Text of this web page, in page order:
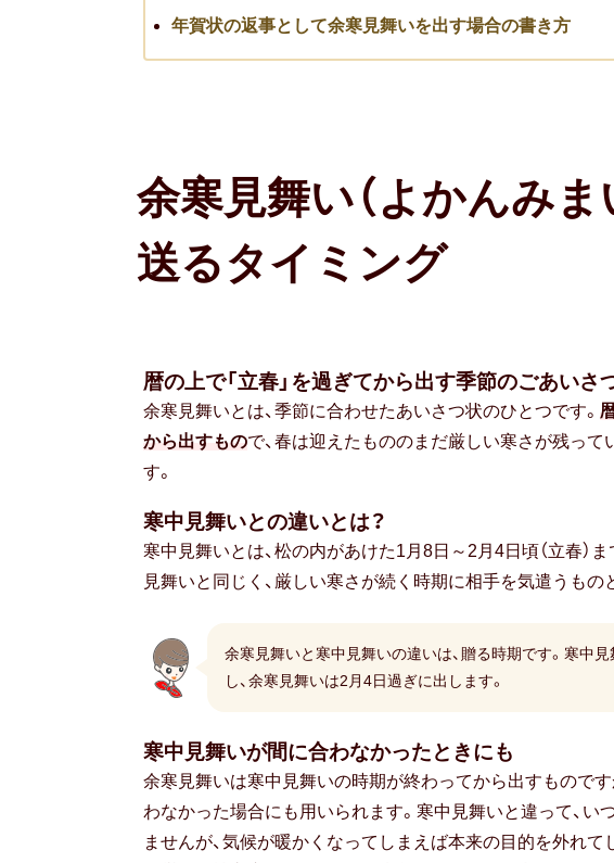
年賀状の返事として余寒見舞いを出す場合の書き方
余寒見舞い（よかんみま
送るタイミング
暦の上で「立春」を過ぎてから出す季節のごあいさ
余寒見舞いとは、季節に合わせたあいさつ状のひとつです。
から出すもので、春は迎えたもののまだ厳しい寒さが残って
す。
寒中見舞いとの違いとは？
寒中見舞いとは、松の内があけた1月8日～2月4日頃（立春）
見舞いと同じく、厳しい寒さが続く時期に相手を気遣うもの
余寒見舞いと寒中見舞いの違いは、贈る時期です。寒中見
し、余寒見舞いは2月4日過ぎに出します。
寒中見舞いが間に合わなかったときにも
余寒見舞いは寒中見舞いの時期が終わってから出すもので
わなかった場合にも用いられます。寒中見舞いと違って、
ませんが、気候が暖かくなってしまえば本来の目的を外れて